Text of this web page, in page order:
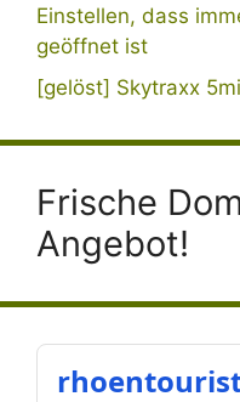
Einstellen, dass
geöffnet ist
[gelöst] Skytraxx
Frische
Angebot!